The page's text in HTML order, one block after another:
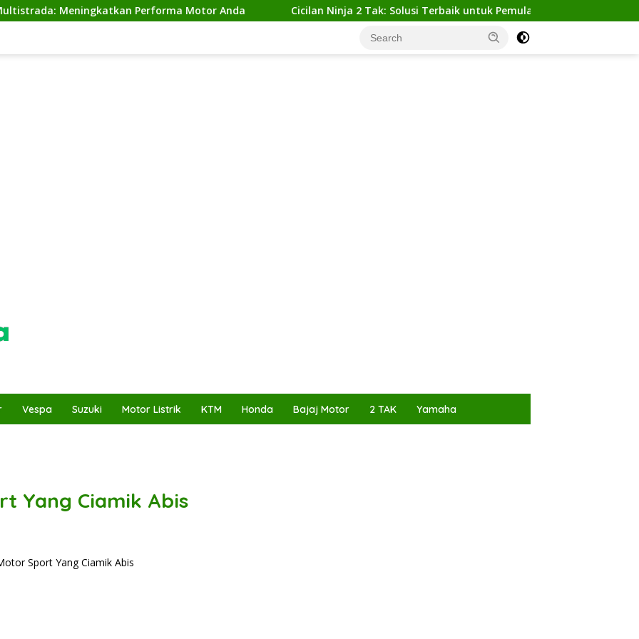
Meningkatkan Performa Motor Anda Cicilan Ninja 2 Tak: Solusi Terbaik untuk Pemula yang Ingin Tampil Gagah
Vespa Suzuki Motor Listrik KTM Honda Bajaj Motor 2 TAK Yamaha
Yang Ciamik Abis